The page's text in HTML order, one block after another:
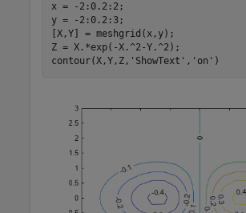
x = -2:0.2:2;
y = -2:0.2:3;
[X,Y] = meshgrid(x,y);
Z = X.*exp(-X.^2-Y.^2);
contour(X,Y,Z, 'ShowText' , 'on' )